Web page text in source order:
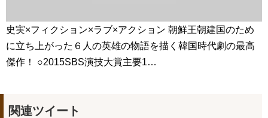
史実×フィクション×ラブ×アクション 朝鮮王朝建国のため
に立ち上がった６人の英雄の物語を描く韓国時代劇の最高
傑作！ ○2015SBS演技大賞主要1…
関連ツイート